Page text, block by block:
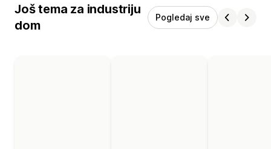
Još tema za industriju
dom
Pogledaj sve